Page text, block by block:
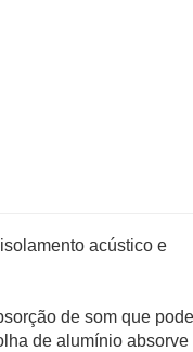
acústico e
de som que
de alumínio absorve